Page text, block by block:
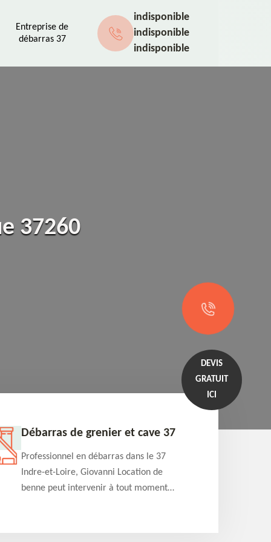
Entreprise de
débarras 37
indisponible
indisponible
indisponible
37260
DEVIS
GRATUIT
ICI
Débarras de grenier et cave 37
Professionnel en débarras dans le 37
Indre-et-Loire, Giovanni Location de
benne peut intervenir à tout moment
détaillé offert